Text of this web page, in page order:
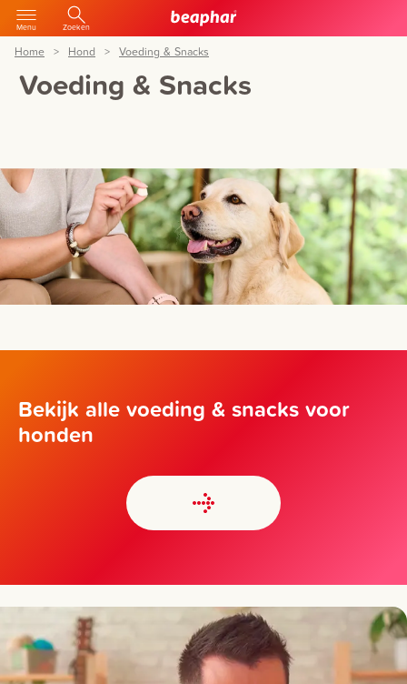
Menu Zoeken
Home Hond Voeding & Snacks
Voeding & Snacks
Bekijk alle voeding & snacks voor
honden